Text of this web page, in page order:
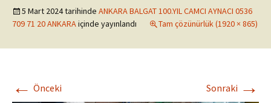
5 Mart 2024tarihinde ANKARA BALGAT 100.YIL CAMCI AYNACI 0536
709 71 20 ANKARAiçinde yayınlandı Tam çözünürlük (1920 × 865)
← Önceki Sonraki →